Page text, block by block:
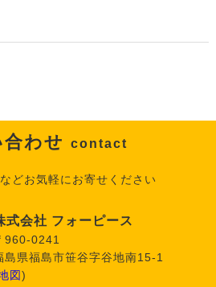
わせ contact
どお気軽にお寄せください
式会社 フォーピース
960-0241
島県福島市笹谷字谷地南15-1
図)